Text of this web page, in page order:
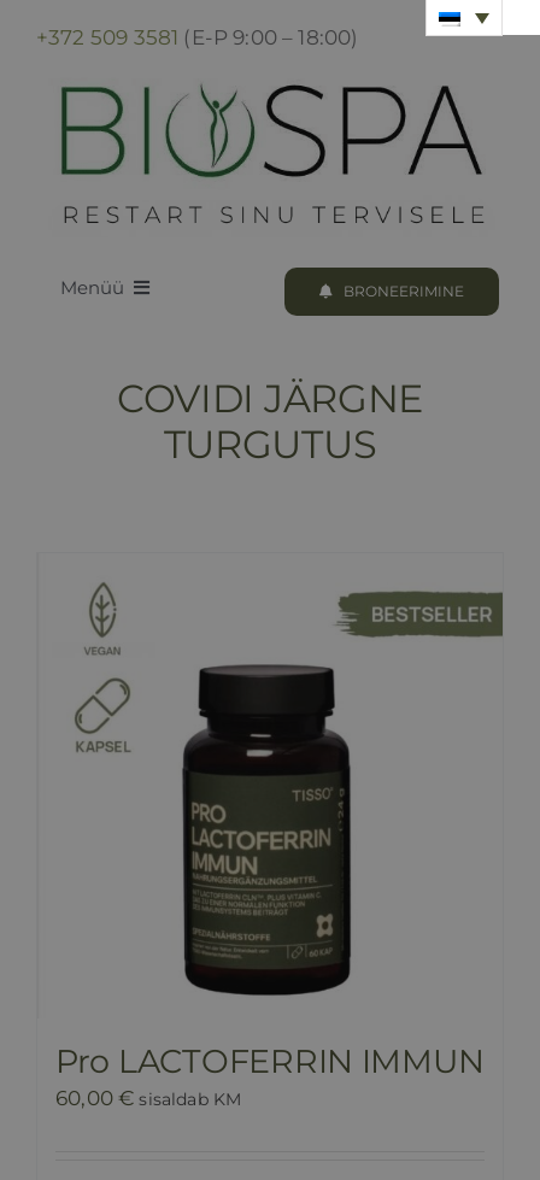
content
+372 509 3581 (E-P 9:00 – 18:00)
Menüü
KUURID & PROTSEDUURID
HINNAKIRI
E-POOD
BRONEERIMINE
COVIDI JÄRGNE
TURGUTUS
Pro LACTOFERRIN IMMUN
60,00€ sisaldab KM